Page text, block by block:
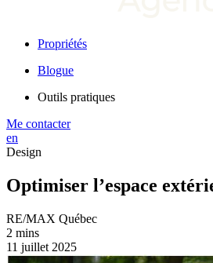
Propriétés
Blogue
Outils pratiques
Me contacter
en
Design
Optimiser l’espace
RE/MAX Québec
2 mins
11 juillet 2025